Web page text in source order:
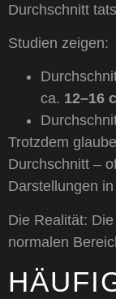
Durchschnitt
Studien zeigen:
ca. 12–16
Trotzdem
Durchschnitt –
Darstellungen
Die Realität:
normalen